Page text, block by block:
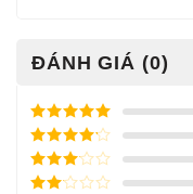
ĐÁNH GIÁ (0)
Được xếp
hạng
5
sao
Được xếp
hạng
sao
Được